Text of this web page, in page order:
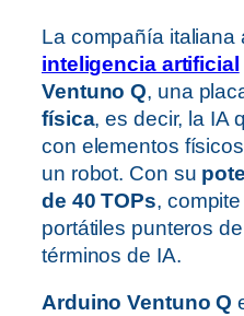
La compañía italiana
inteligencia artificial
Ventuno Q, una
física, es decir, la IA
con elementos
un robot. Con su
de 40 TOPs,
portátiles punteros
términos de IA.
Arduino Ventuno Q